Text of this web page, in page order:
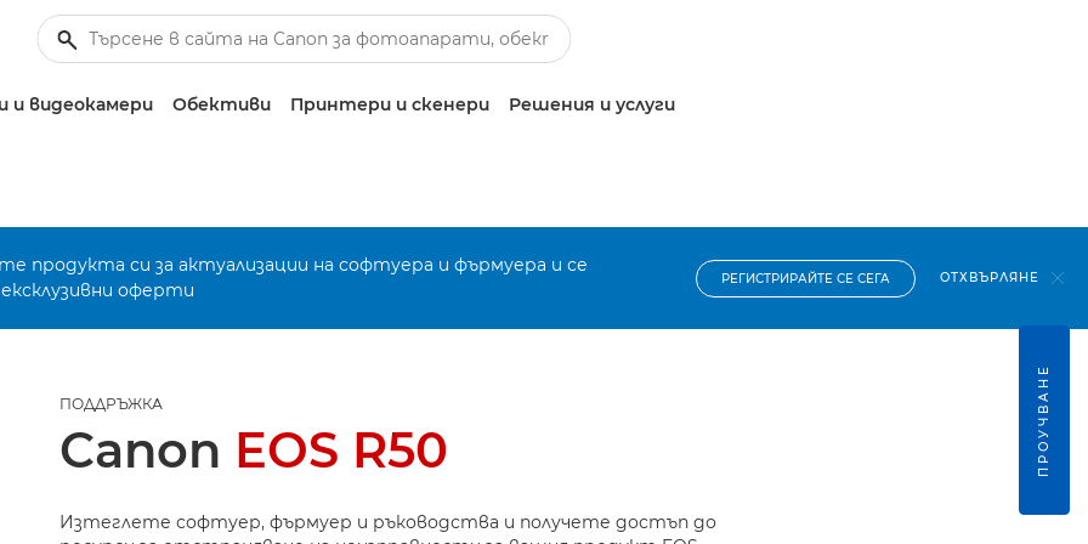
видеокамери Обективи Принтери и скенери Решения и услуги
продукта си за актуализации на софтуера и фърмуера и се
оферти
РЕГИСТРИРАЙТЕ СЕ СЕГА ОТХВЪРЛЯНЕ
ПОДДРЪЖКА
Canon EOS R50
Изтеглете софтуер, фърмуер и ръководства и получете достъп до
ПРОУЧВАНЕ